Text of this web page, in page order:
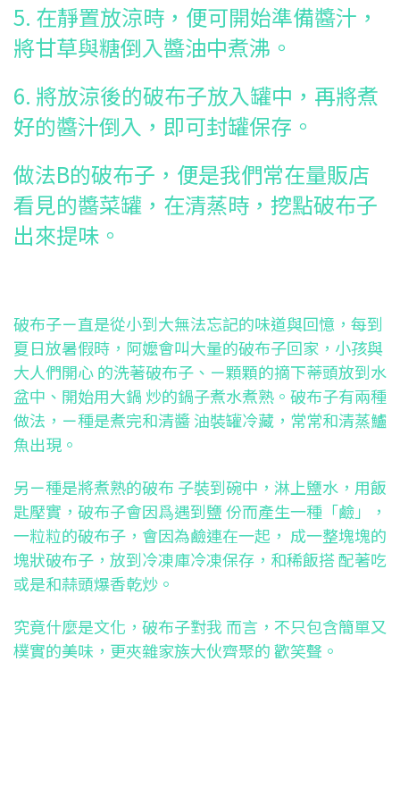
5. 在靜置放涼時，便可開始準備醬汁，
將甘草與糖倒入醬油中煮沸。
6. 將放涼後的破布子放入罐中，再將煮
好的醬汁倒入，即可封罐保存。
做法B的破布子，便是我們常在量販店
看見的醬菜罐，在清蒸時，挖點破布子
出來提味。
破布子ㄧ直是從小到大無法忘記的味道與回憶，每到
夏日放暑假時，阿嬤會叫大量的破布子回家，小孩與
大人們開心 的洗著破布子、ㄧ顆顆的摘下蒂頭放到水
盆中、開始用大鍋 炒的鍋子煮水煮熟。破布子有兩種
做法，ㄧ種是煮完和清醬 油裝罐冷藏，常常和清蒸鱸
魚出現。
另ㄧ種是將煮熟的破布 子裝到碗中，淋上鹽水，用飯
匙壓實，破布子會因爲遇到鹽 份而產生一種「鹼」，
一粒粒的破布子，會因為鹼連在一起， 成一整塊塊的
塊狀破布子，放到冷凍庫冷凍保存，和稀飯搭 配著吃
或是和蒜頭爆香乾炒。
究竟什麼是文化，破布子對我 而言，不只包含簡單又
樸實的美味，更夾雜家族大伙齊聚的 歡笑聲。